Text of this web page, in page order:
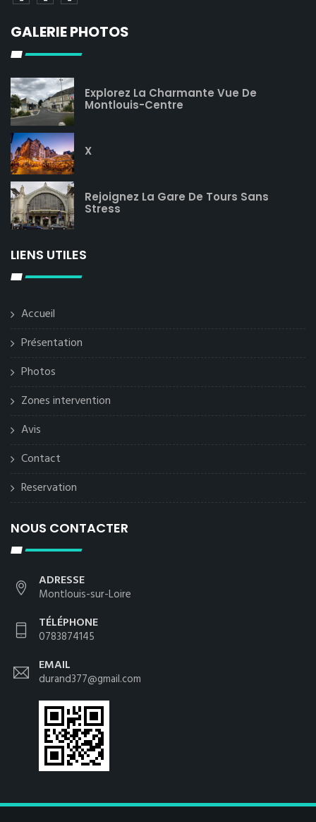
GALERIE PHOTOS
Explorez La Charmante Vue De
Montlouis-Centre
X
Rejoignez La Gare De Tours Sans
Stress
LIENS UTILES
Accueil
Présentation
Photos
Zones intervention
Avis
Contact
Reservation
NOUS CONTACTER
ADRESSE
Montlouis-sur-Loire
TÉLÉPHONE
0783874145
EMAIL
durand377@gmail.com